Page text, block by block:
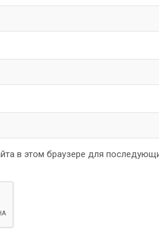
в этом браузере для